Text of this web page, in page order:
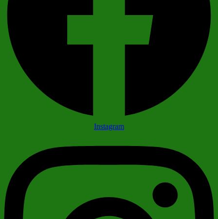
Instagram